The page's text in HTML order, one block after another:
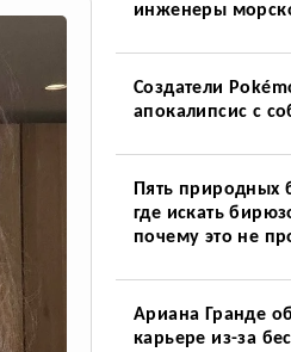
инженеры
Создатели
апокалипсис с
Пять природных
где искать
почему это не
Ариана Гранде
карьере из-за